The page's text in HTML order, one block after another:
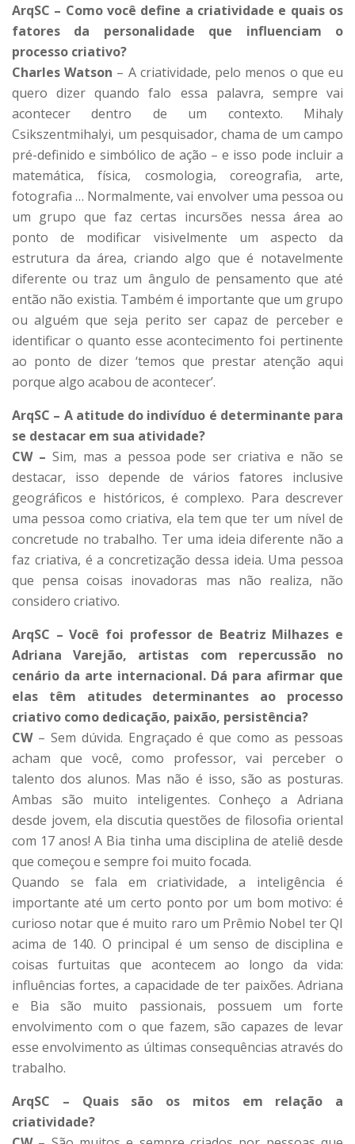
ArqSC – Como você define a criatividade e quais os
fatores da personalidade que influenciam o
processo criativo?
Charles Watson – A criatividade, pelo menos o que eu
quero dizer quando falo essa palavra, sempre vai
acontecer dentro de um contexto. Mihaly
Csikszentmihalyi, um pesquisador, chama de um campo
pré-definido e simbólico de ação – e isso pode incluir a
matemática, física, cosmologia, coreografia, arte,
fotografia … Normalmente, vai envolver uma pessoa ou
um grupo que faz certas incursões nessa área ao
ponto de modificar visivelmente um aspecto da
estrutura da área, criando algo que é notavelmente
diferente ou traz um ângulo de pensamento que até
então não existia. Também é importante que um grupo
ou alguém que seja perito ser capaz de perceber e
identificar o quanto esse acontecimento foi pertinente
ao ponto de dizer ‘temos que prestar atenção aqui
porque algo acabou de acontecer’.
ArqSC – A atitude do indivíduo é determinante para
se destacar em sua atividade?
CW – Sim, mas a pessoa pode ser criativa e não se
destacar, isso depende de vários fatores inclusive
geográficos e históricos, é complexo. Para descrever
uma pessoa como criativa, ela tem que ter um nível de
concretude no trabalho. Ter uma ideia diferente não a
faz criativa, é a concretização dessa ideia. Uma pessoa
que pensa coisas inovadoras mas não realiza, não
considero criativo.
ArqSC – Você foi professor de Beatriz Milhazes e
Adriana Varejão, artistas com repercussão no
cenário da arte internacional. Dá para afirmar que
elas têm atitudes determinantes ao processo
criativo como dedicação, paixão, persistência?
CW– Sem dúvida. Engraçado é que como as pessoas
acham que você, como professor, vai perceber o
talento dos alunos. Mas não é isso, são as posturas.
Ambas são muito inteligentes. Conheço a Adriana
desde jovem, ela discutia questões de filosofia oriental
com 17 anos! A Bia tinha uma disciplina de ateliê desde
que começou e sempre foi muito focada.
Quando se fala em criatividade, a inteligência é
importante até um certo ponto por um bom motivo: é
curioso notar que é muito raro um Prêmio Nobel ter QI
acima de 140. O principal é um senso de disciplina e
coisas furtuitas que acontecem ao longo da vida:
influências fortes, a capacidade de ter paixões. Adriana
e Bia são muito passionais, possuem um forte
envolvimento com o que fazem, são capazes de levar
esse envolvimento as últimas consequências através do
trabalho.
ArqSC – Quais são os mitos em relação a
criatividade?